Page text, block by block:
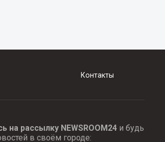
Контакты
на рассылку NEWSROOM24и будь
в своём городе: